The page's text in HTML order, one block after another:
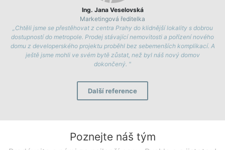
Ing. Jana Veselovská
Marketingová ředitelka
„Chtěli jsme se přestěhovat z centra Prahy do klidnější lokality s dobrou
dostupností do metropole. Prodej stávající nemovitosti a pořízení nového
domu z developerského projektu proběhl bez sebemenších komplikací. A
ještě jsme mohli ve svém bytě zůstat, než byl náš nový domov
dokončený. "
Další reference
Poznejte náš tým